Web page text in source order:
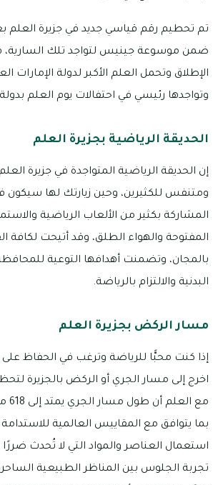
ضمن موسوعة جينيس لتواجد تلك السارية،
الإطلاق وتحمل العلم الأكبر لدولة الإمارات
وتواجدها رئيسي في احتفالات يوم العلم بدولة
الحديقة الرياضية بجزيرة العلم
إن الحديقة الرياضية المتواجدة في جزيرة
ومتنفس للكثيرين، وحين زيارتك لها سيكون
المشاركة بكثير من الألعاب الرياضية
المفتوحة والهواء الطلق، وقد أتيحت لكافة
بالمجان، وتضمنت أهدافها التوعية
البدنية والالتزام بالرياضة.
مسار الركض بجزيرة العلم
إذا كنت محبًّا للرياضة وترغب في الحفاظ
اخرج إلى مسار الجري أو الركض بالجزيرة
مع
بما يتوافق مع المقاييس العالمية
استعمال العناصر والمواد التي لا تُحدث ضررًا